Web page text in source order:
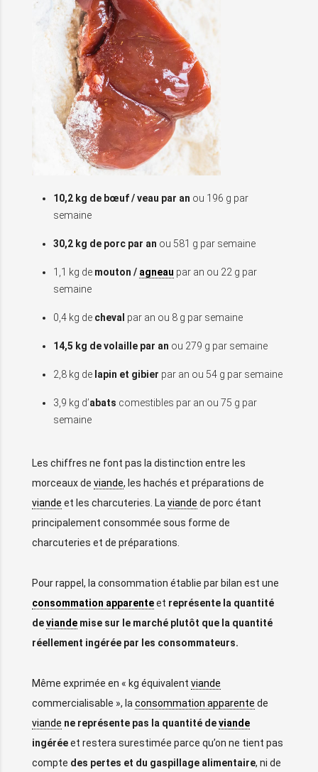
10,2 kg de bœuf / veau par an ou 196 g par
semaine
30,2 kg de porc par an ou 581 g par semaine
1,1 kg de mouton / agneau par an ou 22 g par
semaine
0,4 kg de cheval par an ou 8 g par semaine
14,5 kg de volaille par an ou 279 g par semaine
2,8 kg de lapin et gibier par an ou 54 g par semaine
3,9 kg d’abats comestibles par an ou 75 g par
semaine
Les chiffres ne font pas la distinction entre les
morceaux de viande, les hachés et préparations de
viande et les charcuteries. La viande de porc étant
principalement consommée sous forme de
charcuteries et de préparations.
Pour rappel, la consommation établie par bilan est une
consommation apparenteet représente la quantité
deviande mise sur le marché plutôt que la quantité
réellement ingérée par les consommateurs.
Même exprimée en « kg équivalent viande
commercialisable », la consommation apparente de
viande ne représente pas la quantité deviande
ingéréeet restera surestimée parce qu’on ne tient pas
compte des pertes et du gaspillage alimentaire, ni de